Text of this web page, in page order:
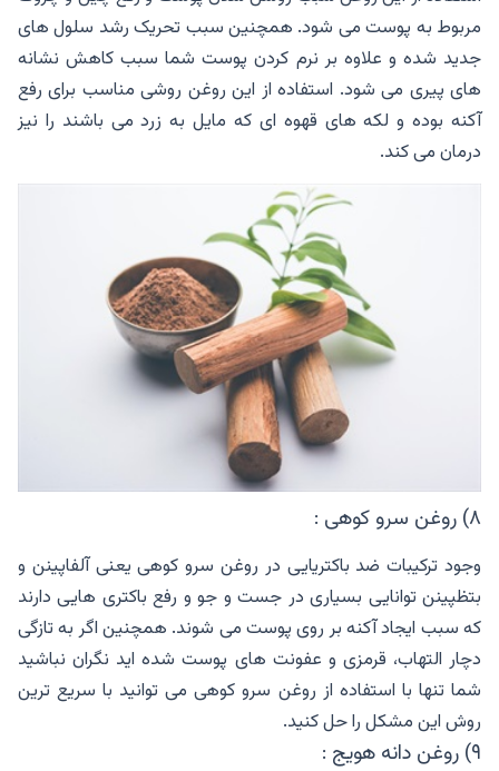
مربوط به پوست می شود. همچنین سبب تحریک رشد سلول های
جدید شده و علاوه بر نرم کردن پوست شما سبب کاهش نشانه
های پیری می شود. استفاده از این روغن روشی مناسب برای رفع
آکنه بوده و لکه های قهوه ای که مایل به زرد می باشند را نیز
درمان می کند.
۸) روغن سرو کوهی :
وجود ترکیبات ضد باکتریایی در روغن سرو کوهی یعنی آلفاپینن و
بتظپینن توانایی بسیاری در جست و جو و رفع باکتری هایی دارند
که سبب ایجاد آکنه بر روی پوست می شوند. همچنین اگر به تازگی
دچار التهاب، قرمزی و عفونت های پوست شده اید نگران نباشید
شما تنها با استفاده از روغن سرو کوهی می توانید با سریع ترین
روش این مشکل را حل کنید.
۹) روغن دانه هویج :